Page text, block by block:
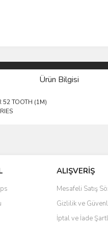
Ürün Bilgisi
52 TOOTH (1M)
ALIŞVERİŞ
Mesafeli Satış
Gizlilik ve
İptal ve İade